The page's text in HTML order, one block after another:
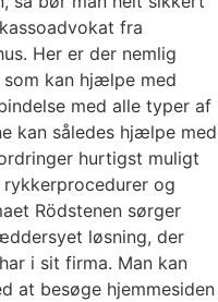
fra
Her er der nemlig
kan hjælpe med
med alle typer af
kan således hjælpe med
hurtigst muligt
og
Rödstenen sørger
løsning, der
i sit firma. Man kan
at besøge hjemmesiden